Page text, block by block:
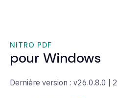
NITRO PDF
pour Windows
Dernière version : v26.0.8.0 |